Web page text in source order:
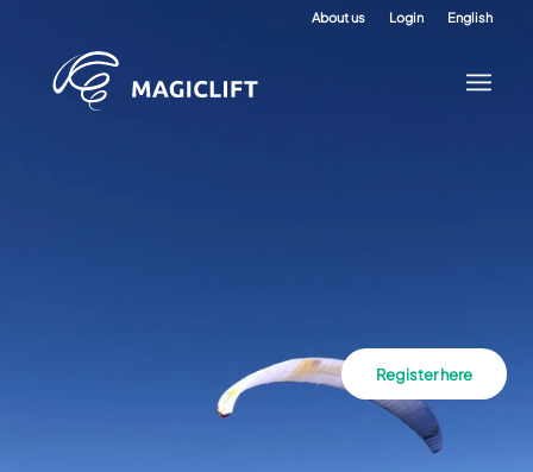
About us Login English
Register here